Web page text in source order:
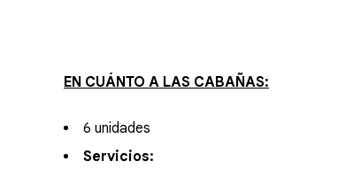
EN CUÁNTO A LAS CABAÑAS:
6 unidades
Servicios: